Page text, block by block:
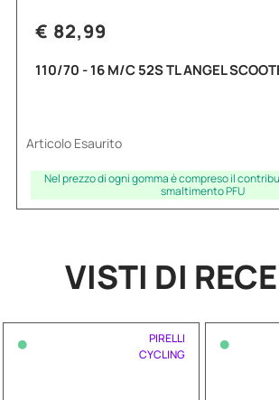
€ 82,99
110/70 - 16 M/C 52S TL ANGEL
Articolo Esaurito
Nel prezzo di ogni gomma è compreso il
smaltimento PFU
VISTI DI
•
PIRELLI
CYCLING
•